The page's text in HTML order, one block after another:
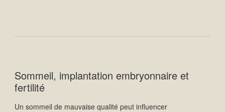
Sommeil, implantation embryonnaire et
fertilité
Un sommeil de mauvaise qualité peut influencer